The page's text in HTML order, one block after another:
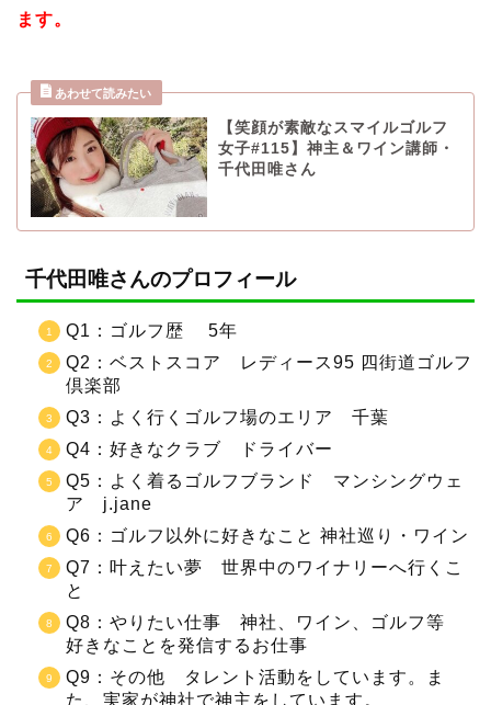
ます。
【笑顔が素敵なスマイルゴルフ
女子#115】神主＆ワイン講師・
千代田唯さん
千代田唯さんのプロフィール
Q1：ゴルフ歴 5年
Q2：ベストスコア レディース95 四街道ゴルフ
倶楽部
Q3：よく行くゴルフ場のエリア 千葉
Q4：好きなクラブ ドライバー
Q5：よく着るゴルフブランド マンシングウェ
ア j.jane
Q6：ゴルフ以外に好きなこと 神社巡り・ワイン
Q7：叶えたい夢 世界中のワイナリーへ行くこ
と
Q8：やりたい仕事 神社、ワイン、ゴルフ等
好きなことを発信するお仕事
Q9：その他 タレント活動をしています。ま
た、実家が神社で神主をしています。